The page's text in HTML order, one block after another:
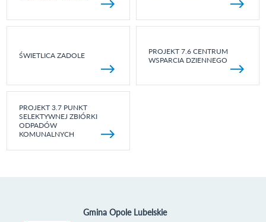
ŚWIETLICA ZADOLE
PROJEKT 7.6 CENTRUM
WSPARCIA DZIENNEGO
PROJEKT 3.7 PUNKT
SELEKTYWNEJ ZBIÓRKI
ODPADÓW
KOMUNALNYCH
Gmina Opole Lubelskie